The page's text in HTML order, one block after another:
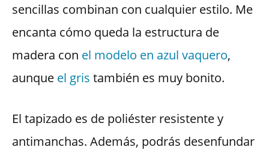
sencillas combinan con cualquier estilo. Me
encanta cómo queda la estructura de
madera con el modelo en azul vaquero,
aunque el gris también es muy bonito.
El tapizado es de poliéster resistente y
antimanchas. Además, podrás desenfundar